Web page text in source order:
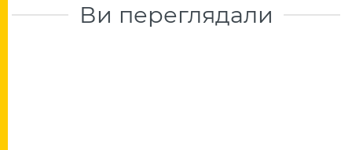
Ви переглядали